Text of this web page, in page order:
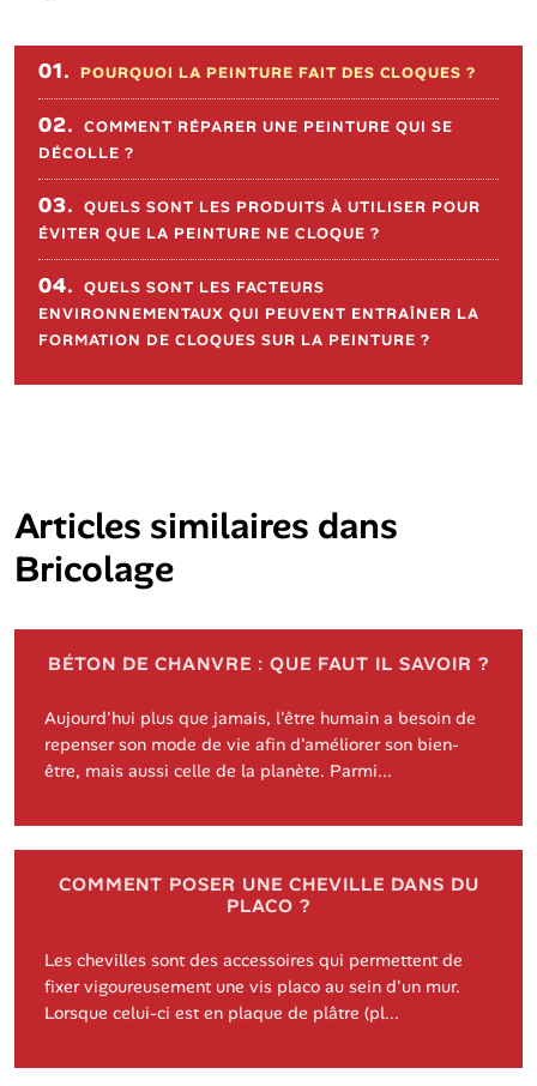
Sommaire de l'article
01. POURQUOI LA PEINTURE FAIT DES CLOQUES ?
02. COMMENT RÉPARER UNE PEINTURE QUI SE
DÉCOLLE ?
03. QUELS SONT LES PRODUITS À UTILISER POUR
ÉVITER QUE LA PEINTURE NE CLOQUE ?
04. QUELS SONT LES FACTEURS
ENVIRONNEMENTAUX QUI PEUVENT ENTRAÎNER LA
FORMATION DE CLOQUES SUR LA PEINTURE ?
Articles similaires dans
Bricolage
BÉTON DE CHANVRE : QUE FAUT IL SAVOIR ?
Aujourd'hui plus que jamais, l'être humain a besoin de
repenser son mode de vie afin d'améliorer son bien-
être, mais aussi celle de la planète. Parmi...
COMMENT POSER UNE CHEVILLE DANS DU
PLACO ?
Les chevilles sont des accessoires qui permettent de
fixer vigoureusement une vis placo au sein d'un mur.
Lorsque celui-ci est en plaque de plâtre (pl...